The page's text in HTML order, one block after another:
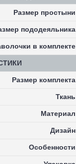
Размер простыни
пододеяльника
в комплекте
Размер комплекта
Ткань
Материал
Дизайн
Особенности